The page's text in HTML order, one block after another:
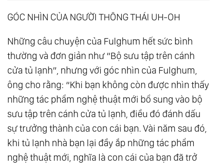
GÓC NHÌN CỦA NGƯỜI THÔNG THÁI UH-OH
Những câu chuyện của Fulghum hết sức bình
thường và đơn giản như “Bộ sưu tập trên cánh
cửa tủ lạnh”, nhưng với góc nhìn của Fulghum,
ông cho rằng: “Khi bạn không còn được nhìn thấy
những tác phẩm nghệ thuật mới bổ sung vào bộ
sưu tập trên cánh cửa tủ lạnh, điều đó đánh dấu
sự trưởng thành của con cái bạn. Vài năm sau đó,
khi tủ lạnh nhà bạn lại đầy ắp những tác phẩm
nghệ thuật mới, nghĩa là con cái của bạn đã trở